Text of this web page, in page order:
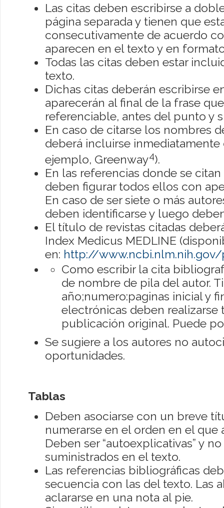
Las citas deben escribirse a
página separada y tienen que
consecutivamente de acuerdo
aparecen en el texto y en
Todas las citas deben estar
texto.
Dichas citas deberán escribirse
aparecerán al final de la frase
referenciable, antes del punto y
En caso de citarse los nombres
deberá incluirse inmediatamente
ejemplo, Greenway4).
En las referencias donde se
deben figurar todos ellos con
En caso de ser siete o más
deben identificarse y luego
El título de revistas citadas
Index Medicus MEDLINE
en: http://
Como escribir la cita
de nombre de pila del autor.
año;numero:paginas inicial y
electrónicas deben realizarse
publicación original. Puede
Se sugiere a los autores no
oportunidades.
Tablas
Deben asociarse con un breve
numerarse en el orden en el que
Deben ser “autoexplicativas” y
suministrados en el texto.
Las referencias bibliográficas
secuencia con las del texto. Las
aclararse en una nota al pie.